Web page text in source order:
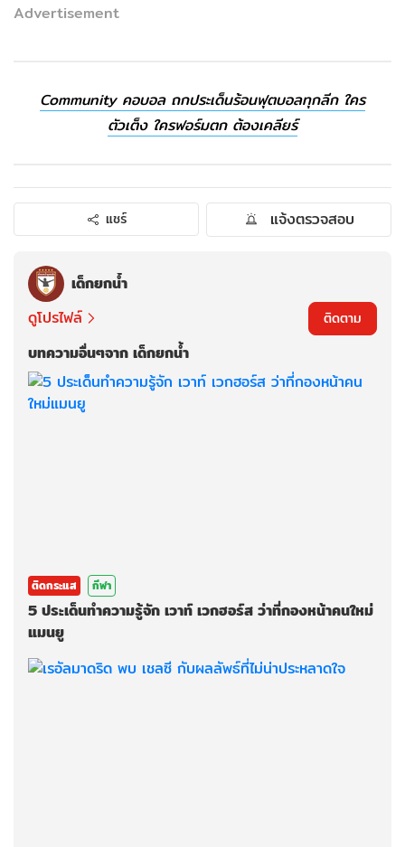
Advertisement
Community คอบอล ถกประเด็นร้อนฟุตบอลทุกลีก ใคร
ตัวเต็ง ใครฟอร์มตก ต้องเคลียร์
แชร์ แจ้งตรวจสอบ
เด็กยกน้ำ
ดูโปรไฟล์
ติดตาม
บทความอื่นๆจาก เด็กยกน้ำ
ติดกระแส กีฬา
5 ประเด็นทำความรู้จัก เวาท์ เวกฮอร์ส ว่าที่กองหน้าคนใหม่
แมนยู